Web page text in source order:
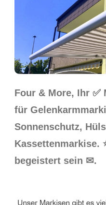
Four & More, Ihr
für
Sonnenschutz,
Kassettenmarkise.
begeistert sein ✉.